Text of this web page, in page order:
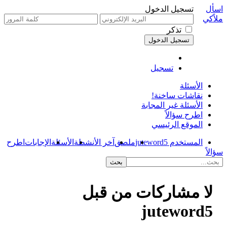
تسجيل الدخول
تذكر
تسجيل
اسأل
ملاًكي
الأسئلة
نقاشات ساخنة!
الأسئلة غير المجابة
اطرح سؤالاً
الموقع الرئيسي
المستخدم juteword5 ملصق آخر الأنشطة الأسئلة الإجابات اطرح
سؤالاً
لا مشاركات من قبل
juteword5